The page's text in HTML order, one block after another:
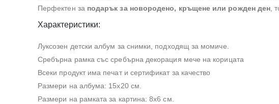
Перфектен за подарък за новородено, кръщене или рожден ден ,
Характеристики:
Луксозен детски албум за снимки, подходящ за момиче.
Сребърна рамка със сребърна декорация мече на корицата
Всеки продукт има печат и сертификат за качество
Размери на албума: 15х20 см.
Размери на рамката за картина: 8х6 см.